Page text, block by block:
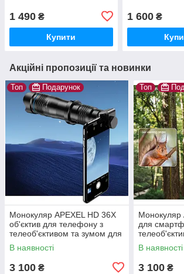
1 490 ₴
Купити
1 600₴
Акційні пропозиції та новинки
Топ Подарунок
Монокуляр APEXEL HD 36X
об'єктив для телефону з
телеоб'єктивом та зумом для
монокулярного телескопа +
штатив
В наявності
3 100 ₴
Топ
Монокуляр
для
комплекті
В наявності
3 100 ₴